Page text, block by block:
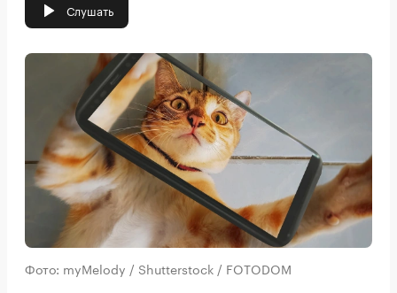
Слушать
Фото: myMelody / Shutterstock / FOTODOM